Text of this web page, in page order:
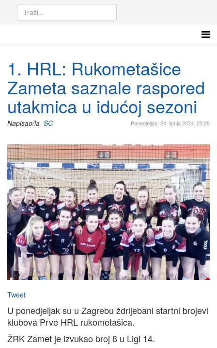
1. HRL: Rukometašice
Zameta saznale raspored
utakmica u idućoj sezoni
Ponedjeljak, 24. lipnja 2024. 20:28
Napisao/la SC
Tweet
U ponedjeljak su u Zagrebu ždrijebani startni brojevi
klubova Prve HRL rukometašica.
ŽRK Zamet je izvukao broj 8 u Ligi 14.